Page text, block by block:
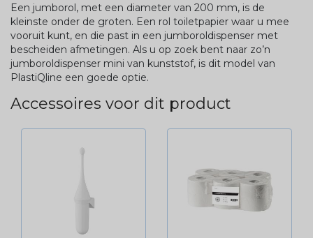
Een jumborol, met een diameter van 200 mm, is de
kleinste onder de groten. Een rol toiletpapier waar u mee
vooruit kunt, en die past in een jumboroldispenser met
bescheiden afmetingen. Als u op zoek bent naar zo’n
jumboroldispenser mini van kunststof, is dit model van
PlastiQline een goede optie.
Accessoires voor dit product